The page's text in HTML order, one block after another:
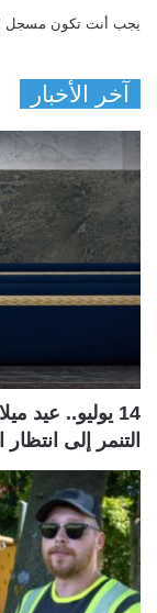
يجب أنت تكون مسجل
آخر الأخبار
14 يوليو.. عيد
التنمر إلى